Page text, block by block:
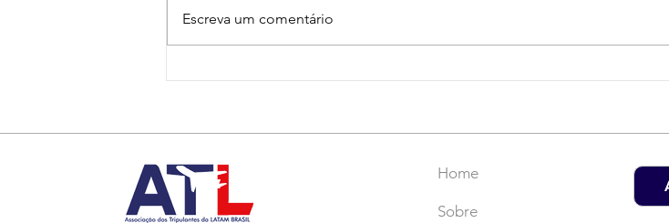
Escreva um comentário
Home
Sobre